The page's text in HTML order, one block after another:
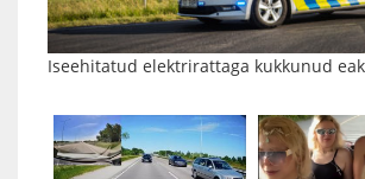
Iseehitatud elektrirattaga kukkunud